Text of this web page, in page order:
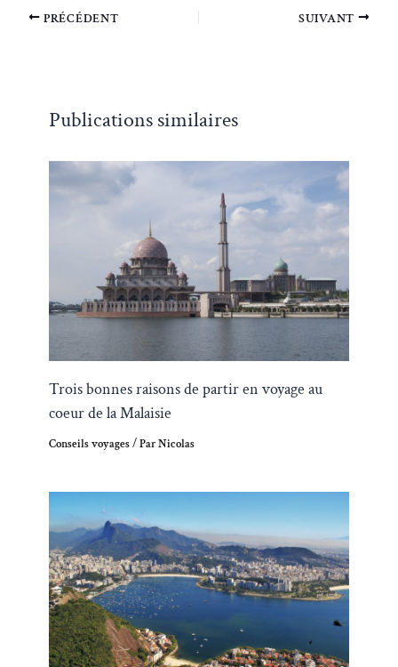
PRÉCÉDENT SUIVANT
Publications similaires
Trois bonnes raisons de partir en voyage au
coeur de la Malaisie
Conseils voyages/ ParNicolas